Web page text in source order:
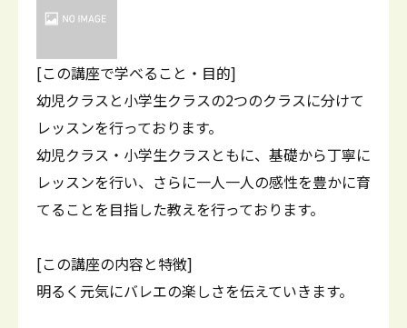
[この講座で学べること・目的]
幼児クラスと小学生クラスの2つのクラスに分けて
レッスンを行っております。
幼児クラス・小学生クラスともに、基礎から丁寧に
レッスンを行い、さらに一人一人の感性を豊かに育
てることを目指した教えを行っております。
[この講座の内容と特徴]
明るく元気にバレエの楽しさを伝えていきます。